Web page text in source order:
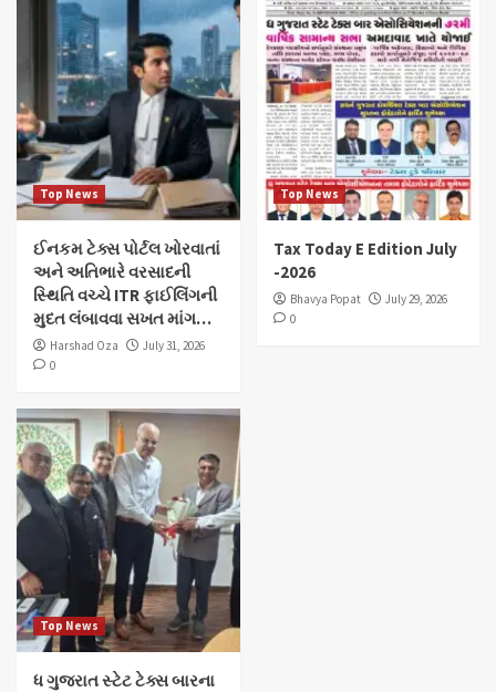
Top News
ઈનકમ ટેક્સ પોર્ટલ ખોરવાતાં
અને અતિભારે વરસાદની
સ્થિતિ વચ્ચે ITR ફાઈલિંગની
મુદત લંબાવવા સખત માંગ…
Harshad Oza
July 31, 2026
0
Top News
Tax Today E Edition July
-2026
Bhavya Popat
July 29, 2026
0
Top News
ધ ગુજરાત સ્ટેટ ટેક્સ બારના